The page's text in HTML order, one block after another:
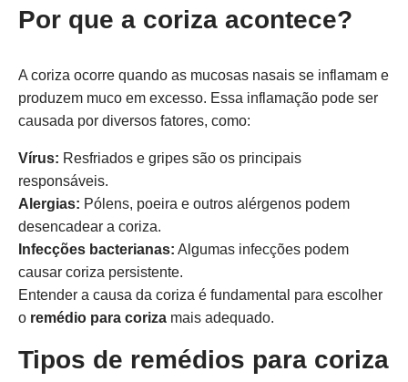
Por que a coriza acontece?
A coriza ocorre quando as mucosas nasais se inflamam e
produzem muco em excesso. Essa inflamação pode ser
causada por diversos fatores, como:
Vírus: Resfriados e gripes são os principais
responsáveis.
Alergias: Pólens, poeira e outros alérgenos podem
desencadear a coriza.
Infecções bacterianas: Algumas infecções podem
causar coriza persistente.
Entender a causa da coriza é fundamental para escolher
o remédio para coriza mais adequado.
Tipos de remédios para coriza